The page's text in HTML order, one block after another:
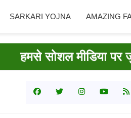
SARKARI YOJNA AMAZING
Primary
Sidebar
हमसे सोशल मीडिया पर